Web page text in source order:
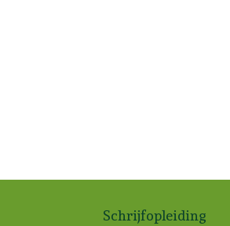
Schrijfopleiding